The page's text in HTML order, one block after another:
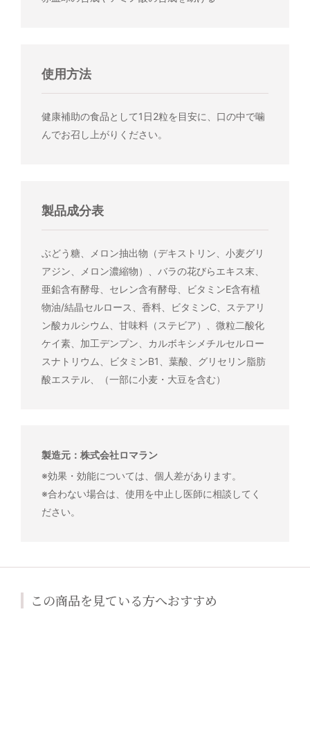
使用方法
健康補助の食品として1日2粒を目安に、口の中で噛
んでお召し上がりください。
製品成分表
ぶどう糖、メロン抽出物（デキストリン、小麦グリ
アジン、メロン濃縮物）、バラの花びらエキス末、
亜鉛含有酵母、セレン含有酵母、ビタミンE含有植
物油/結晶セルロース、香料、ビタミンC、ステアリ
ン酸カルシウム、甘味料（ステビア）、微粒二酸化
ケイ素、加工デンプン、カルボキシメチルセルロー
スナトリウム、ビタミンB1、葉酸、グリセリン脂肪
酸エステル、（一部に小麦・大豆を含む）
製造元：株式会社ロマラン
※効果・効能については、個人差があります。
※合わない場合は、使用を中止し医師に相談してく
ださい。
この商品を見ている方へおすすめ